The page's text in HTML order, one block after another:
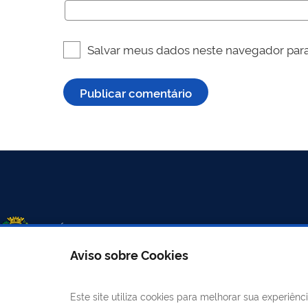
Salvar meus dados neste navegador
CANAIS
Aviso sobre Cookies
Este site utiliza cookies para melhorar sua